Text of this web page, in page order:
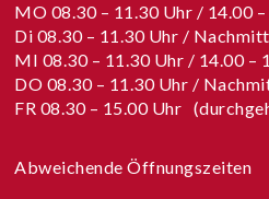
MO 08.30 – 11.30 Uhr / 14.00
Di 08.30 – 11.30 Uhr /
MI 08.30 – 11.30 Uhr / 14.00 –
DO 08.30 – 11.30 Uhr /
FR 08.30 – 15.00 Uhr
Abweichende Öffnungszeiten